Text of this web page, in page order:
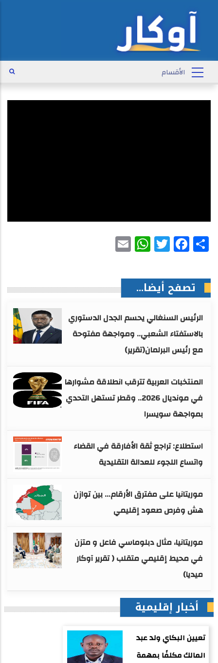
تنظيم القاعدة يحاصر باماكو
Share
Facebook
Twitter
WhatsApp
تصفح أيضا...
الرئيس السنغالي يحسم الجدل الدستوري
بالاستفتاء الشعبي.. ومواجهة مفتوحة
مع رئيس البرلمان(تقرير)
المنتخبات العربية تترقب انطلاقة مشوارها
في مونديال 2026.. وقطر تستهل التحدي
بمواجهة سويسرا
استطلاع: تراجع ثقة الأفارقة في القضاء
واتساع اللجوء للعدالة التقليدية
موريتانيا على مفترق الأرقام… بين توازن
هش وفرص صعود إقليمي
موريتانيا، مثال دبلوماسي فاعل و متزن
في محيط إقليمي متقلب ( تقرير آوكار
ميديا)
أخبار إقليمية
تعيين البكاي ولد عبد
المالك مكلفًا بمهمة